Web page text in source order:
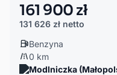
161 900 zł
131 626 zł netto
Benzyna
0 km
Modlniczka